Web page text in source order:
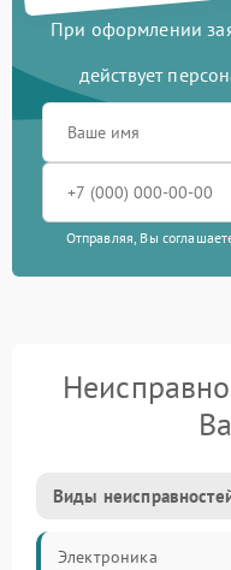
При оформлении
действует
Отправляя, Вы
Виды
Электроника